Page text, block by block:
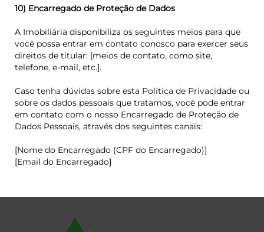
10) Encarregado de Proteção de Dados
A Imobiliária disponibiliza os seguintes meios para que
você possa entrar em contato conosco para exercer seus
direitos de titular: [meios de contato, como site,
telefone, e-mail, etc.].
Caso tenha dúvidas sobre esta Política de Privacidade ou
sobre os dados pessoais que tratamos, você pode entrar
em contato com o nosso Encarregado de Proteção de
Dados Pessoais, através dos seguintes canais:
[Nome do Encarregado (CPF do Encarregado)]
[Email do Encarregado]